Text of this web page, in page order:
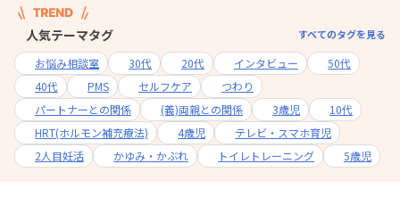
人気テーマタグ すべてのタグを見る
お悩み相談室 30代 20代 インタビュー
50代
40代
PMS セルフケア
つわり
パートナーとの関係
(義)両親との関係 3歳児
10代
HRT(ホルモン補充療法)
4歳児
テレビ・スマホ育児
2人目妊活
かゆみ・かぶれ トイレトレーニング 5歳児